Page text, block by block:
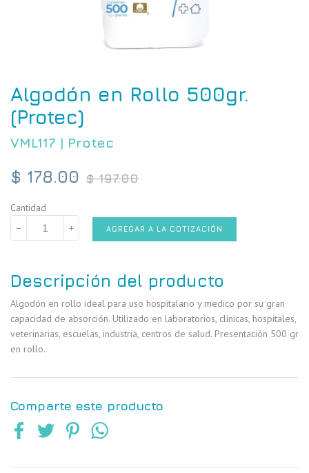
Algodón en Rollo 500gr.
(Protec)
VML117 | Protec
Precio
habitual
$ 178.00 $ 197.00
Cantidad
−
+ AGREGAR A LA COTIZACIÓN
Descripción del producto
Algodón en rollo ideal para uso hospitalario y medico por su gran
capacidad de absorción. Utilizado en laboratorios, clínicas, hospitales,
veterinarias, escuelas, industria, centros de salud. Presentación 500 gr
en rollo.
Comparte este producto